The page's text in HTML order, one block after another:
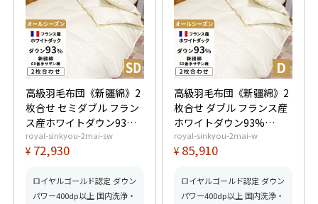
高級羽毛布団《新疆綿》2
枚合せ セミダブル フラン
ス産ホワイトダウン93%
(400dp以上) 合掛1.0kg、
薄掛0.45kg 【5つ星ロイ
ッドふとんマーク取得】
royal-sinkyou-2mai-sw
¥ 72,930
ロイヤルゴールド認定 ダウン
パワー400dp以上 国内洗浄・
高級羽毛布団《新疆綿》2
枚合せ ダブル フランス産
ホワイトダウン93%
(400dp以上) 合掛1.2kg、
薄掛0.55kg 【5つ星ロイ
ッドふとんマーク取得】
royal-sinkyou-2mai-w
¥ 85,910
ロイヤルゴールド認定 ダウン
パワー400dp以上 国内洗浄・